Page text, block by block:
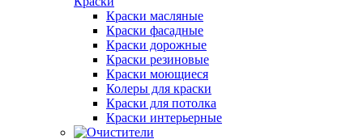
Краски масляные
Краски фасадные
Краски дорожные
Краски резиновые
Краски моющиеся
Колеры для краски
Краски для потолка
Краски интерьерные